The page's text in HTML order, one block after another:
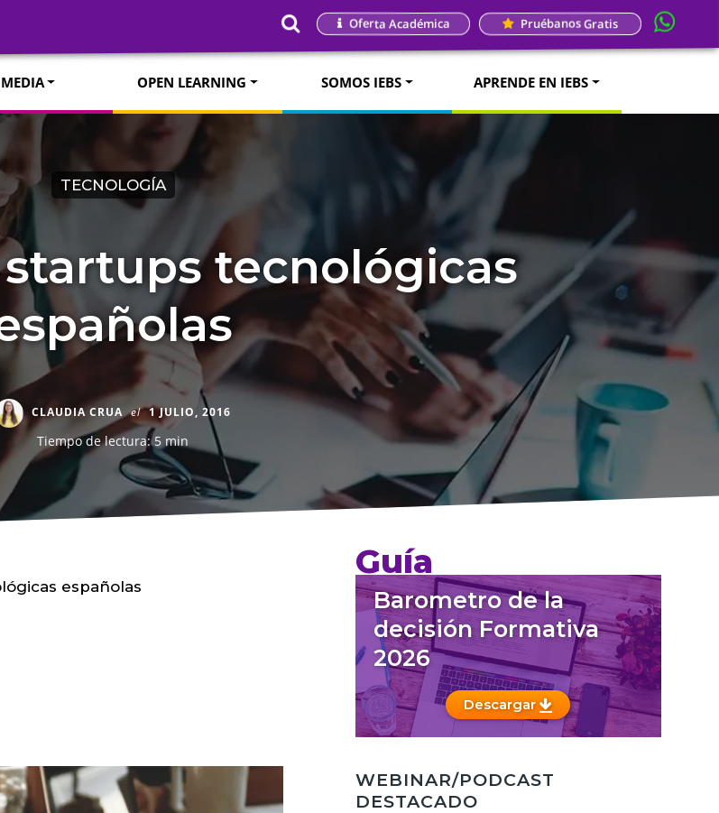
Oferta Académica Pruébanos Gratis
MEDIA OPEN LEARNING SOMOS IEBS APRENDE EN IEBS
TECNOLOGÍA
tecnológicas
CLAUDIA CRUA el 1 JULIO, 2016
Tiempo de lectura: 5 min
españolas
Guía
Barometro de la
decisión Formativa
2026
Descargar
WEBINAR/PODCAST
DESTACADO